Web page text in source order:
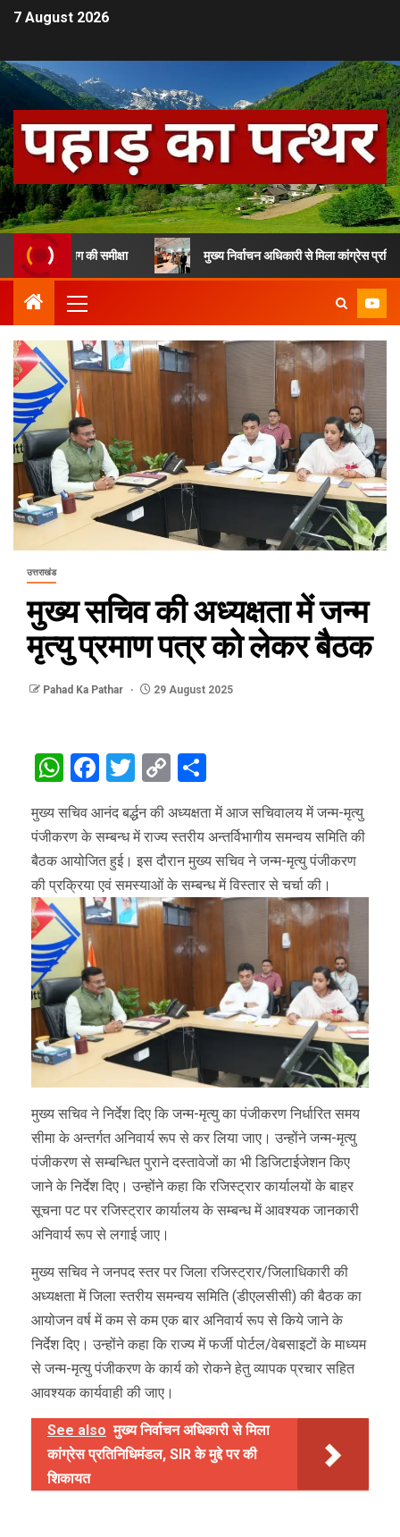
7 August 2026
की समीक्षा मुख्य निर्वाचन अधिकारी से मिला कांग्रेस प्रतिनिधिमंडल,
उत्तराखंड
मुख्य सचिव की अध्यक्षता में जन्म
मृत्यु प्रमाण पत्र को लेकर बैठक
Pahad Ka Pathar 29 August 2025
WhatsApp
Facebook
Twitter
Copy
Link
मुख्य सचिव आनंद बर्द्धन की अध्यक्षता में आज सचिवालय में जन्म-मृत्यु
पंजीकरण के सम्बन्ध में राज्य स्तरीय अन्तर्विभागीय समन्वय समिति की
बैठक आयोजित हुई। इस दौरान मुख्य सचिव ने जन्म-मृत्यु पंजीकरण
की प्रक्रिया एवं समस्याओं के सम्बन्ध में विस्तार से चर्चा की।
मुख्य सचिव ने निर्देश दिए कि जन्म-मृत्यु का पंजीकरण निर्धारित समय
सीमा के अन्तर्गत अनिवार्य रूप से कर लिया जाए। उन्होंने जन्म-मृत्यु
पंजीकरण से सम्बन्धित पुराने दस्तावेजों का भी डिजिटाईजेशन किए
जाने के निर्देश दिए। उन्होंने कहा कि रजिस्ट्रार कार्यालयों के बाहर
सूचना पट पर रजिस्ट्रार कार्यालय के सम्बन्ध में आवश्यक जानकारी
अनिवार्य रूप से लगाई जाए।
मुख्य सचिव ने जनपद स्तर पर जिला रजिस्ट्रार/जिलाधिकारी की
अध्यक्षता में जिला स्तरीय समन्वय समिति (डीएलसीसी) की बैठक का
आयोजन वर्ष में कम से कम एक बार अनिवार्य रूप से किये जाने के
निर्देश दिए। उन्होंने कहा कि राज्य में फर्जी पोर्टल/वेबसाइटों के माध्यम
से जन्म-मृत्यु पंजीकरण के कार्य को रोकने हेतु व्यापक प्रचार सहित
आवश्यक कार्यवाही की जाए।
See also मुख्य निर्वाचन अधिकारी से मिला
कांग्रेस प्रतिनिधिमंडल, SIR के मुद्दे पर की
शिकायत